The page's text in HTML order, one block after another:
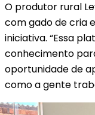
O produtor rural
com gado de cria
iniciativa. “Essa
conhecimento
oportunidade de
como a gente